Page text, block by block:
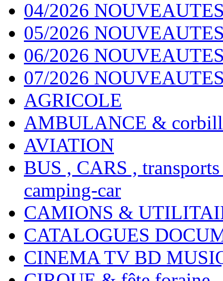
04/2026
05/2026
06/2026
07/2026
AGRICOLE
AMBULANCE &
AVIATION
BUS , CARS ,
camping-car
CAMIONS &
CATALOGUES
CINEMA TV BD